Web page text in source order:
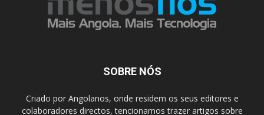
SOBRE NÓS
Criado por Angolanos, onde residem os seus editores e
colaboradores directos, tencionamos trazer artigos sobre